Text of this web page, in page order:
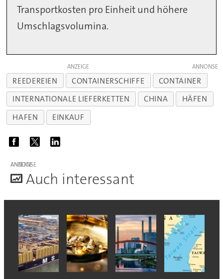
Transportkosten pro Einheit und höhere
Umschlagsvolumina.
ANZEIGE
REEDEREIEN CONTAINERSCHIFFE
CONTAINER
INTERNATIONALE LIEFERKETTEN
CHINA
HÄFEN
HAFEN
EINKAUF
ANZEIGE
Auch interessant